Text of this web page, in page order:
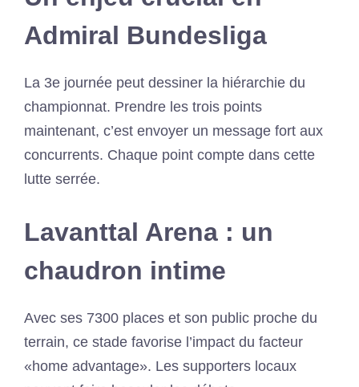
Admiral Bundesliga
La 3e journée peut dessiner la hiérarchie du
championnat. Prendre les trois points
maintenant, c’est envoyer un message fort aux
concurrents. Chaque point compte dans cette
lutte serrée.
Lavanttal Arena : un
chaudron intime
Avec ses 7300 places et son public proche du
terrain, ce stade favorise l’impact du facteur
«home advantage». Les supporters locaux